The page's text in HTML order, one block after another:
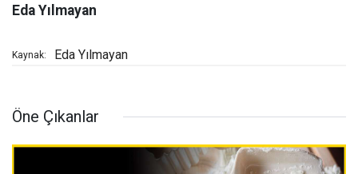
Eda Yılmayan
Kaynak: Eda Yılmayan
Öne Çıkanlar